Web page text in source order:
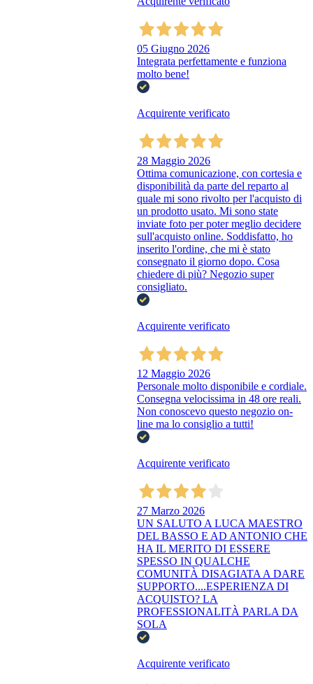
05 Giugno 2026
Integrata perfettamente e funziona
molto bene!
Acquirente verificato
28 Maggio 2026
Ottima comunicazione, con cortesia e
disponibilità da parte del reparto al
quale mi sono rivolto per l'acquisto di
un prodotto usato. Mi sono state
inviate foto per poter meglio decidere
sull'acquisto online. Soddisfatto, ho
inserito l'ordine, che mi è stato
consegnato il giorno dopo. Cosa
chiedere di più? Negozio super
consigliato.
Acquirente verificato
12 Maggio 2026
Personale molto disponibile e cordiale.
Consegna velocissima in 48 ore reali.
Non conoscevo questo negozio on-
line ma lo consiglio a tutti!
Acquirente verificato
27 Marzo 2026
UN SALUTO A LUCA MAESTRO
DEL BASSO E AD ANTONIO CHE
HA IL MERITO DI ESSERE
SPESSO IN QUALCHE
COMUNITÀ DISAGIATA A DARE
SUPPORTO....ESPERIENZA DI
ACQUISTO? LA
PROFESSIONALITÀ PARLA DA
SOLA
Acquirente verificato